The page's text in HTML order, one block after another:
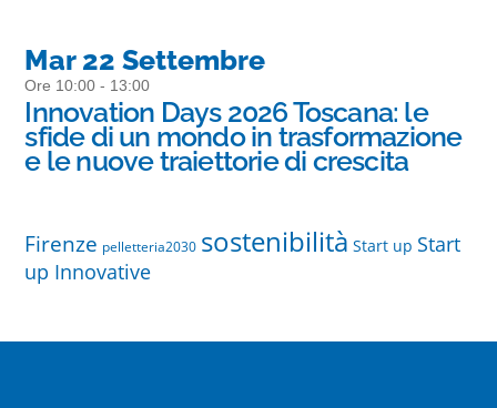
Mar 22 Settembre
Ore 10:00 - 13:00
Innovation Days 2026 Toscana: le
sfide di un mondo in trasformazione
e le nuove traiettorie di crescita
Firenze pelletteria2030 sostenibilità Start up Start
up Innovative